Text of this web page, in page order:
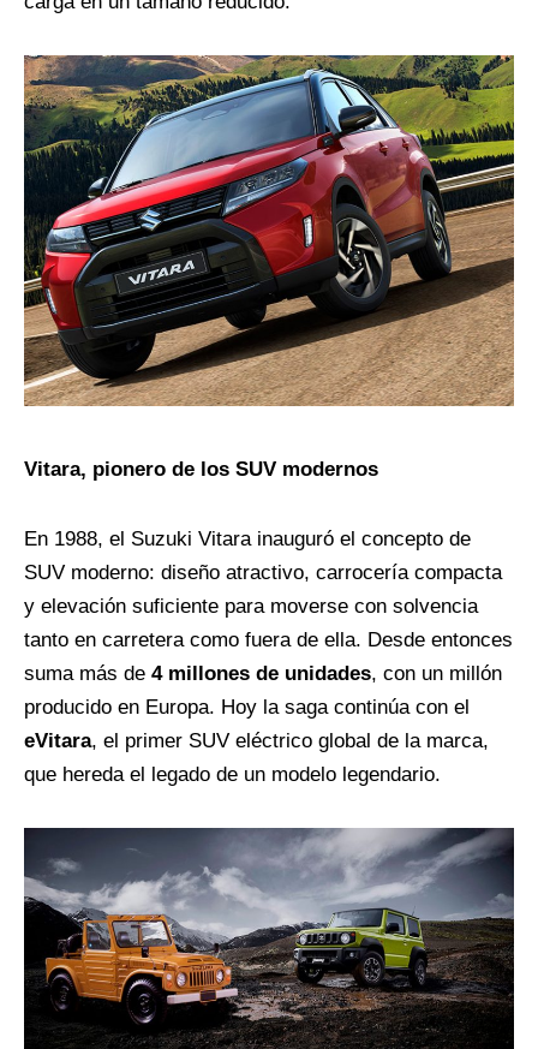
Vitara, pionero de los SUV modernos
En 1988, el Suzuki Vitara inauguró el concepto de
SUV moderno: diseño atractivo, carrocería compacta
y elevación suficiente para moverse con solvencia
tanto en carretera como fuera de ella. Desde entonces
suma más de 4 millones de unidades, con un millón
producido en Europa. Hoy la saga continúa con el
eVitara, el primer SUV eléctrico global de la marca,
que hereda el legado de un modelo legendario.